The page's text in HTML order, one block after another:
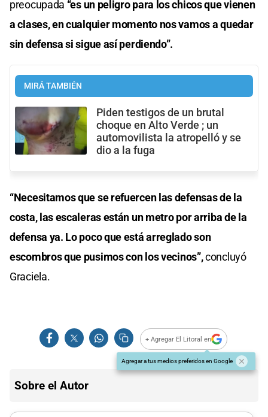
preocupada “es un peligro para los chicos que vienen
a clases, en cualquier momento nos vamos a quedar
sin defensa si sigue así perdiendo”.
MIRÁ TAMBIÉN
Piden testigos de un brutal
choque en Alto Verde ; un
automovilista la atropelló y se
dio a la fuga
“Necesitamos que se refuercen las defensas de la
costa, las escaleras están un metro por arriba de la
defensa ya. Lo poco que está arreglado son
escombros que pusimos con los vecinos”,concluyó
Graciela.
+ Agregar El Litoral en
Agregar a tus medios preferidos en Google
Sobre el Autor